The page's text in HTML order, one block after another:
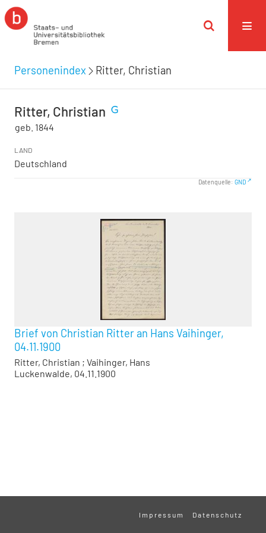
Personenindex Ritter, Christian
Ritter, Christian
geb. 1844
LAND
Deutschland
Datenquelle: GND
Brief von Christian Ritter an Hans Vaihinger,
04.11.1900
Ritter, Christian ; Vaihinger, Hans
Luckenwalde, 04.11.1900
Impressum Datenschutz